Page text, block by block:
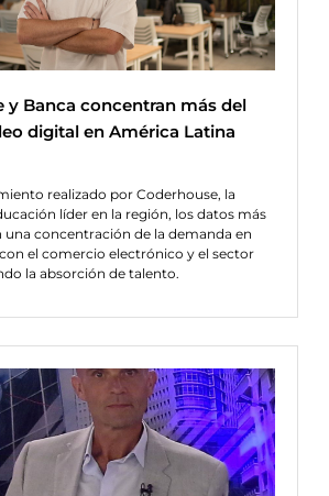
y Banca concentran más del
digital en América Latina
realizado por Coderhouse, la
líder en la región, los datos más
una concentración de la demanda en
el comercio electrónico y el sector
la absorción de talento.